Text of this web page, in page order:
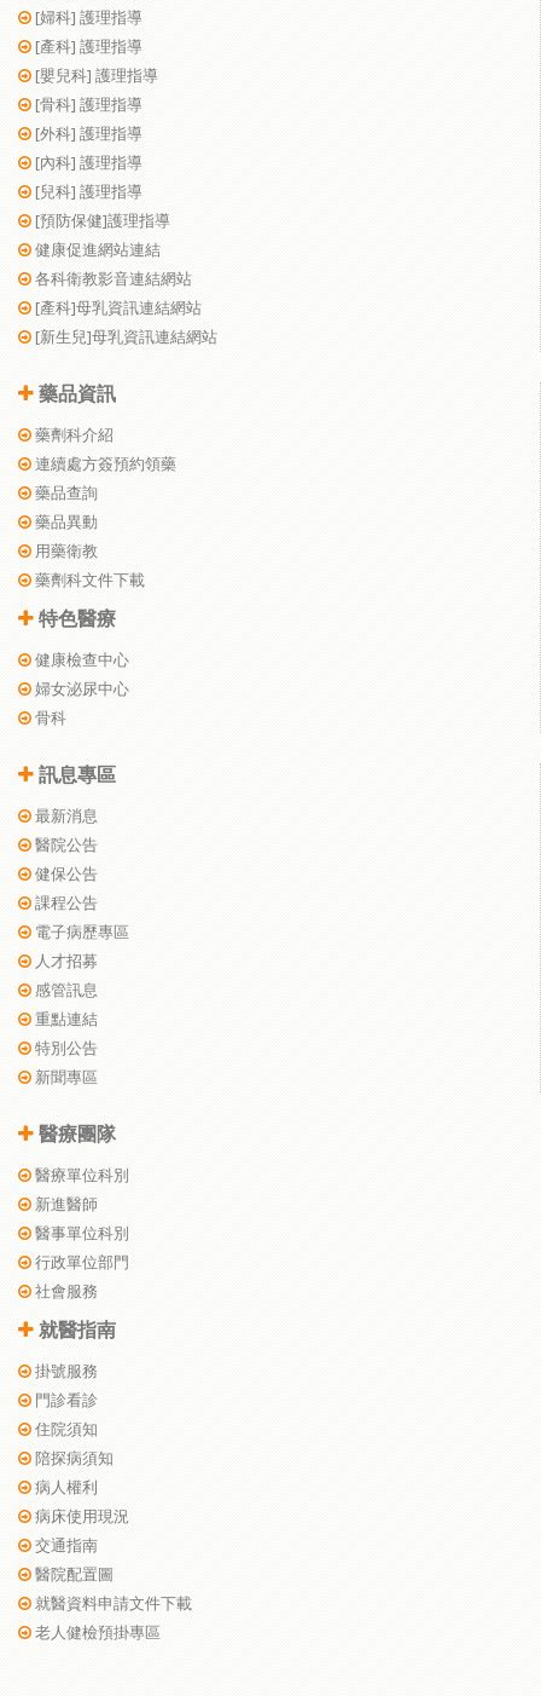
[婦科] 護理指導
[產科] 護理指導
[嬰兒科] 護理指導
[骨科] 護理指導
[外科] 護理指導
[內科] 護理指導
[兒科] 護理指導
[預防保健]護理指導
健康促進網站連結
各科衛教影音連結網站
[產科]母乳資訊連結網站
[新生兒]母乳資訊連結網站
藥品資訊
藥劑科介紹
連續處方簽預約領藥
藥品查詢
藥品異動
用藥衛教
藥劑科文件下載
特色醫療
健康檢查中心
婦女泌尿中心
骨科
訊息專區
最新消息
醫院公告
健保公告
課程公告
電子病歷專區
人才招募
感管訊息
重點連結
特別公告
新聞專區
醫療團隊
醫療單位科別
新進醫師
醫事單位科別
行政單位部門
社會服務
就醫指南
掛號服務
門診看診
住院須知
陪探病須知
病人權利
病床使用現況
交通指南
醫院配置圖
就醫資料申請文件下載
老人健檢預掛專區